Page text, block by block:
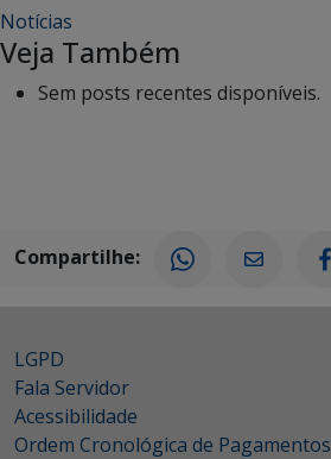
Notícias
Veja Também
Sem posts recentes disponíveis.
Compartilhe:
LGPD
Fala Servidor
Acessibilidade
Ordem Cronológica de Pagamentos